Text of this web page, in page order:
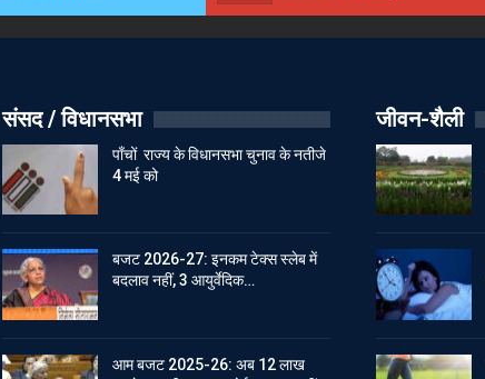
संसद / विधानसभा
पाँचों राज्य के विधानसभा चुनाव के नतीजे
4 मई को
बजट 2026-27: इनकम टेक्स स्लेब में
बदलाव नहीं, 3 आयुर्वेदिक…
आम बजट 2025-26: अब 12 लाख
जीवन-शैली